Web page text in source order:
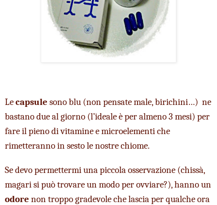
Le capsule sono blu (non pensate male, birichini…)  ne
bastano due al giorno (l’ideale è per almeno 3 mesi) per
fare il pieno di vitamine e microelementi che
rimetteranno in sesto le nostre chiome.
Se devo permettermi una piccola osservazione (chissà,
odore non troppo gradevole che lascia per qualche ora